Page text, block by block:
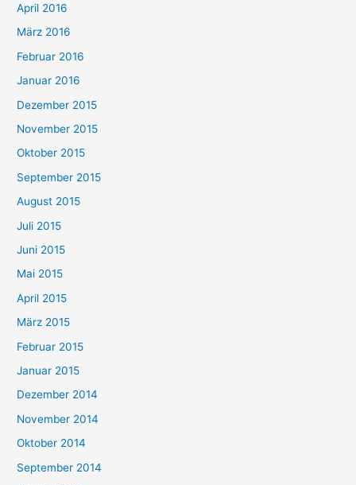
April 2016
März 2016
Februar 2016
Januar 2016
Dezember 2015
November 2015
Oktober 2015
September 2015
August 2015
Juli 2015
Juni 2015
Mai 2015
April 2015
März 2015
Februar 2015
Januar 2015
Dezember 2014
November 2014
Oktober 2014
September 2014